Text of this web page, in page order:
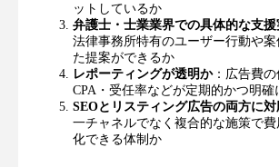
ットしているか
弁護士・士業業界での具体的な支
法律事務所特有のユーザー行動や
た提案ができるか
レポーティングが透明か：広告費の
CPA・受任率などが定期的かつ明
SEOとリスティング広告の両方に
一チャネルでなく複合的な施策で
化できる体制か